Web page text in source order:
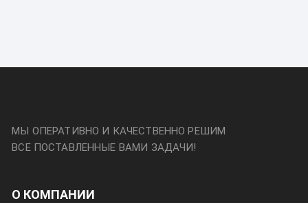
МЫ ОПЕРАТИВНО И КАЧЕСТВЕННО РЕШИМ
ВСЕ ПОСТАВЛЕННЫЕ ВАМИ ЗАДАЧИ!
О КОМПАНИИ